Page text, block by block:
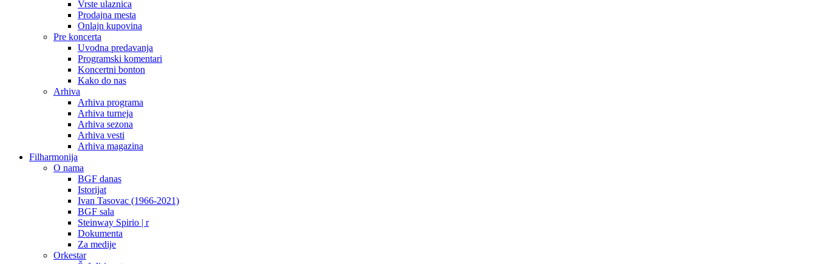
Vrste ulaznica
Prodajna mesta
Onlajn kupovina
Pre koncerta
Uvodna predavanja
Programski komentari
Koncertni bonton
Kako do nas
Arhiva
Arhiva programa
Arhiva turneja
Arhiva sezona
Arhiva vesti
Arhiva magazina
Filharmonija
O nama
BGF danas
Istorijat
Ivan Tasovac (1966-2021)
BGF sala
Steinway Spirio | r
Dokumenta
Za medije
Orkestar